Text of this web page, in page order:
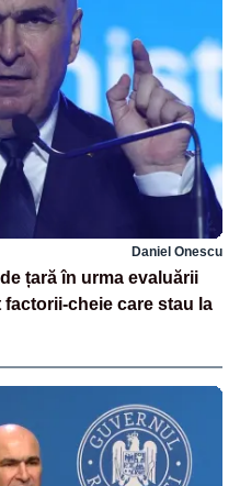
Daniel Onescu
țară în urma evaluării
factorii-cheie care stau la